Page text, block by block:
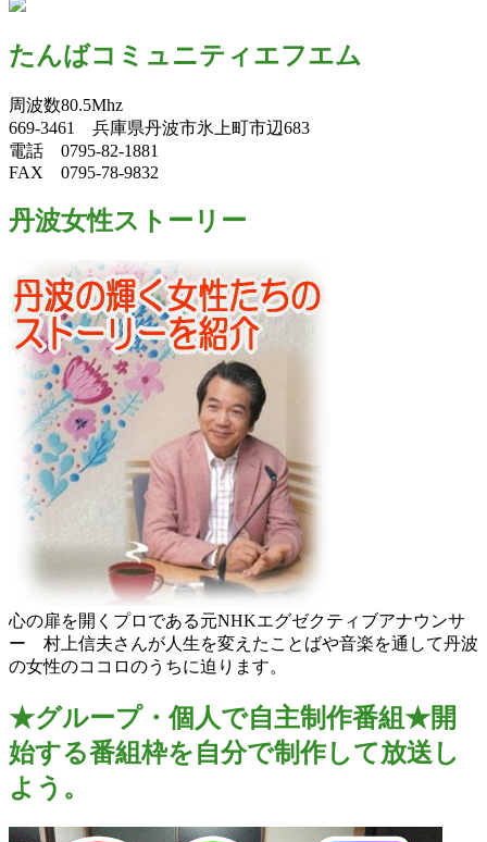
たんばコミュニティエフエム
周波数80.5Mhz
669-3461 兵庫県丹波市氷上町市辺683
電話 0795-82-1881
FAX 0795-78-9832
丹波女性ストーリー
心の扉を開くプロである元NHKエグゼクティブアナウンサ
ー 村上信夫さんが人生を変えたことばや音楽を通して丹波
の女性のココロのうちに迫ります。
★グループ・個人で自主制作番組★開
始する番組枠を自分で制作して放送し
よう。